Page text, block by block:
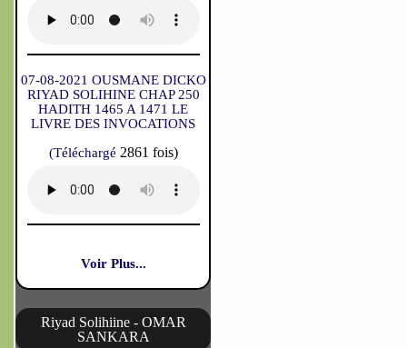
07-08-2021 OUSMANE DICKO
RIYAD SOLIHINE CHAP 250
HADITH 1465 A 1471 LE
LIVRE DES INVOCATIONS
(Téléchargé 2861 fois)
Voir Plus...
Riyad Solihiine - OMAR
SANKARA